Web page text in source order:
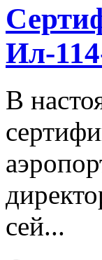
Ил-
В
сей...